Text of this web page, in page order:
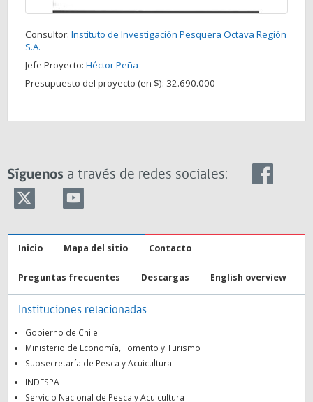
Consultor: Instituto de Investigación Pesquera Octava Región
S.A.
Jefe Proyecto: Héctor Peña
Presupuesto del proyecto (en $): 32.690.000
Síguenos a través de redes sociales:
Inicio Mapa del sitio Contacto
Preguntas frecuentes Descargas English overview
Instituciones relacionadas
Gobierno de Chile
Ministerio de Economía, Fomento y Turismo
Subsecretaría de Pesca y Acuicultura
INDESPA
Servicio Nacional de Pesca y Acuicultura